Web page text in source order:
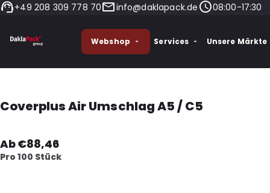
+49 208 309 778 70 info@daklapack.de 08:00-17:30
Webshop Services Unsere Märkte
Coverplus Air Umschlag A5 / C5
Ab €88,46
Pro 100 Stück